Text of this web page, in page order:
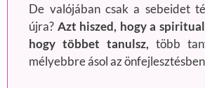
De valójában csak a sebeidet
újra? Azt hiszed, hogy a
hogy többet tanulsz, több
mélyebbre ásol az